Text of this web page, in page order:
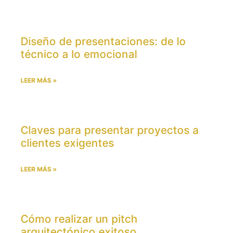
Diseño de presentaciones: de lo
técnico a lo emocional
LEER MÁS »
Claves para presentar proyectos a
clientes exigentes
LEER MÁS »
Cómo realizar un pitch